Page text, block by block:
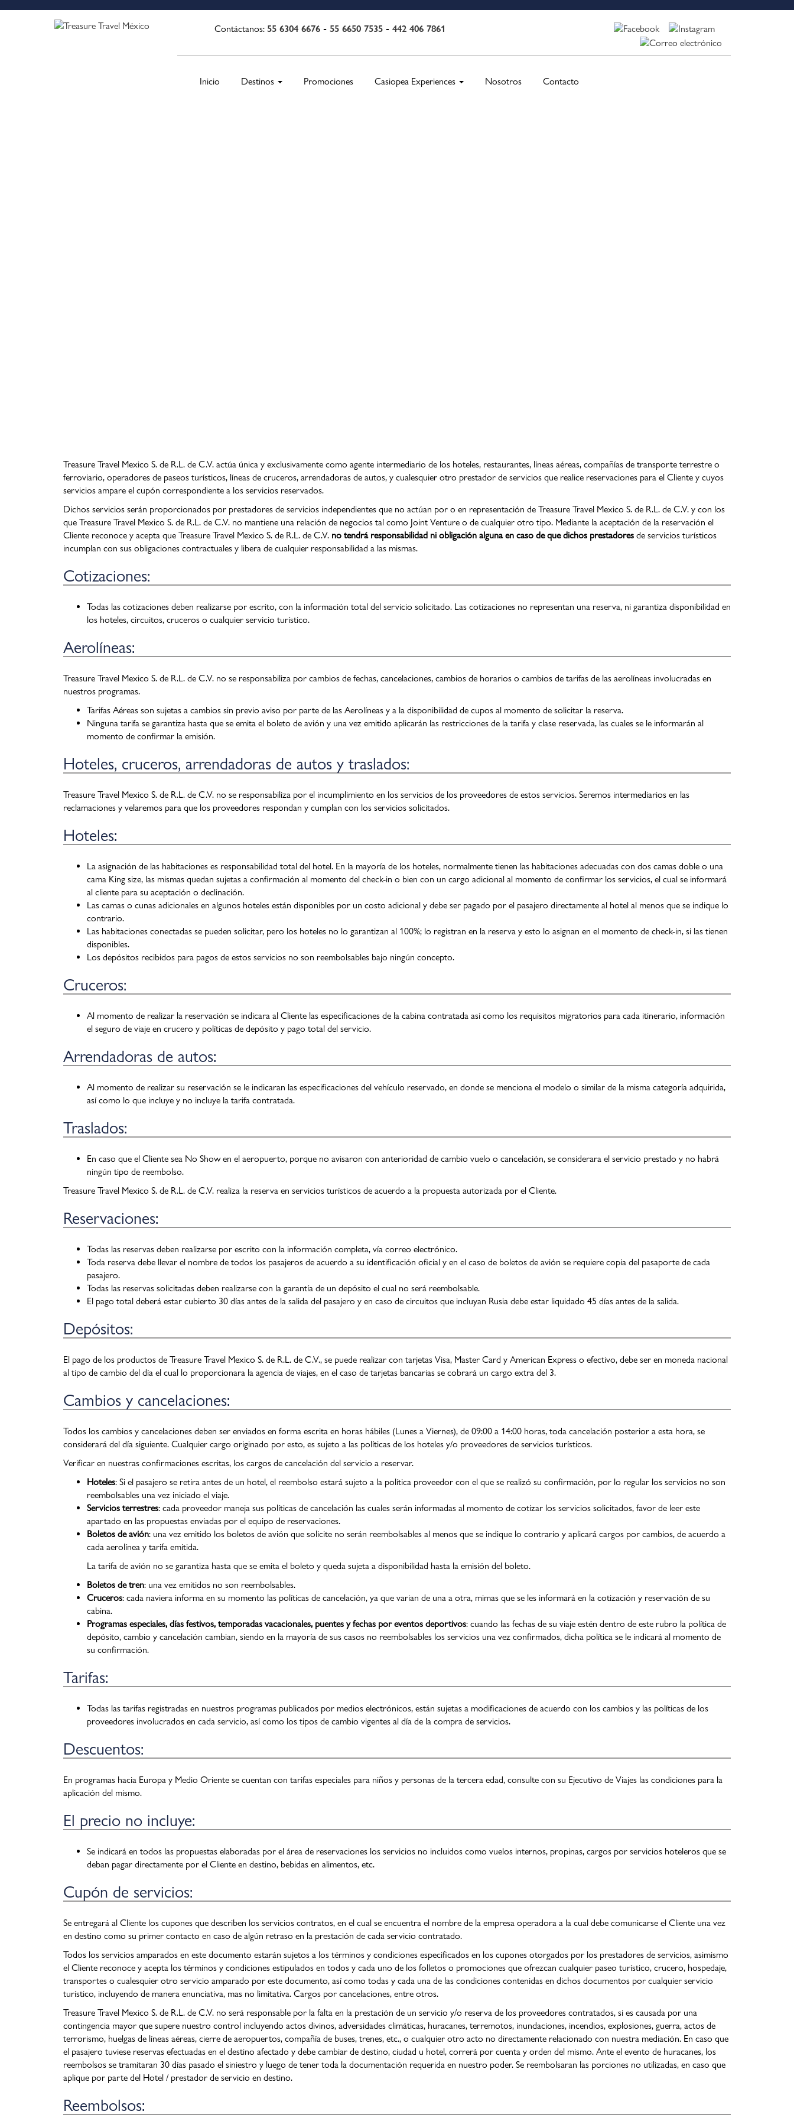
Contáctanos: 55 6304 6676- 55 6650 7535- 442 406 7861
Inicio Destinos Promociones Casiopea Experiences Nosotros Contacto
Treasure Travel Mexico S. de R.L. de C.V. actúa única y exclusivamente como agente intermediario de los hoteles, restaurantes, líneas aéreas, compañías de transporte terrestre o
ferroviario, operadores de paseos turísticos, líneas de cruceros, arrendadoras de autos, y cualesquier otro prestador de servicios que realice reservaciones para el Cliente y cuyos
servicios ampare el cupón correspondiente a los servicios reservados.
Dichos servicios serán proporcionados por prestadores de servicios independientes que no actúan por o en representación de Treasure Travel Mexico S. de R.L. de C.V. y con los
que Treasure Travel Mexico S. de R.L. de C.V. no mantiene una relación de negocios tal como Joint Venture o de cualquier otro tipo. Mediante la aceptación de la reservación el
Cliente reconoce y acepta que Treasure Travel Mexico S. de R.L. de C.V. no tendrá responsabilidad ni obligación alguna en caso de que dichos prestadores de servicios turísticos
incumplan con sus obligaciones contractuales y libera de cualquier responsabilidad a las mismas.
Cotizaciones:
Todas las cotizaciones deben realizarse por escrito, con la información total del servicio solicitado. Las cotizaciones no representan una reserva, ni garantiza disponibilidad en
los hoteles, circuitos, cruceros o cualquier servicio turístico.
Aerolíneas:
Treasure Travel Mexico S. de R.L. de C.V. no se responsabiliza por cambios de fechas, cancelaciones, cambios de horarios o cambios de tarifas de las aerolíneas involucradas en
nuestros programas.
Tarifas Aéreas son sujetas a cambios sin previo aviso por parte de las Aerolíneas y a la disponibilidad de cupos al momento de solicitar la reserva.
Ninguna tarifa se garantiza hasta que se emita el boleto de avión y una vez emitido aplicarán las restricciones de la tarifa y clase reservada, las cuales se le informarán al
momento de confirmar la emisión.
Hoteles, cruceros, arrendadoras de autos y traslados:
Treasure Travel Mexico S. de R.L. de C.V. no se responsabiliza por el incumplimiento en los servicios de los proveedores de estos servicios. Seremos intermediarios en las
reclamaciones y velaremos para que los proveedores respondan y cumplan con los servicios solicitados.
Hoteles:
La asignación de las habitaciones es responsabilidad total del hotel. En la mayoría de los hoteles, normalmente tienen las habitaciones adecuadas con dos camas doble o una
cama King size, las mismas quedan sujetas a confirmación al momento del check-in o bien con un cargo adicional al momento de confirmar los servicios, el cual se informará
al cliente para su aceptación o declinación.
Las camas o cunas adicionales en algunos hoteles están disponibles por un costo adicional y debe ser pagado por el pasajero directamente al hotel al menos que se indique lo
contrario.
Las habitaciones conectadas se pueden solicitar, pero los hoteles no lo garantizan al 100%; lo registran en la reserva y esto lo asignan en el momento de check-in, si las tienen
disponibles.
Los depósitos recibidos para pagos de estos servicios no son reembolsables bajo ningún concepto.
Cruceros:
Al momento de realizar la reservación se indicara al Cliente las especificaciones de la cabina contratada así como los requisitos migratorios para cada itinerario, información
el seguro de viaje en crucero y políticas de depósito y pago total del servicio.
Arrendadoras de autos:
Al momento de realizar su reservación se le indicaran las especificaciones del vehículo reservado, en donde se menciona el modelo o similar de la misma categoría adquirida,
así como lo que incluye y no incluye la tarifa contratada.
Traslados:
En caso que el Cliente sea No Show en el aeropuerto, porque no avisaron con anterioridad de cambio vuelo o cancelación, se considerara el servicio prestado y no habrá
ningún tipo de reembolso.
Treasure Travel Mexico S. de R.L. de C.V. realiza la reserva en servicios turísticos de acuerdo a la propuesta autorizada por el Cliente.
Reservaciones:
Todas las reservas deben realizarse por escrito con la información completa, vía correo electrónico.
Toda reserva debe llevar el nombre de todos los pasajeros de acuerdo a su identificación oficial y en el caso de boletos de avión se requiere copia del pasaporte de cada
pasajero.
Todas las reservas solicitadas deben realizarse con la garantía de un depósito el cual no será reembolsable.
El pago total deberá estar cubierto 30 días antes de la salida del pasajero y en caso de circuitos que incluyan Rusia debe estar liquidado 45 días antes de la salida.
Depósitos:
El pago de los productos de Treasure Travel Mexico S. de R.L. de C.V., se puede realizar con tarjetas Visa, Master Card y American Express o efectivo, debe ser en moneda nacional
al tipo de cambio del día el cual lo proporcionara la agencia de viajes, en el caso de tarjetas bancarias se cobrará un cargo extra del 3.
Cambios y cancelaciones:
Todos los cambios y cancelaciones deben ser enviados en forma escrita en horas hábiles (Lunes a Viernes), de 09:00 a 14:00 horas, toda cancelación posterior a esta hora, se
considerará del día siguiente. Cualquier cargo originado por esto, es sujeto a las políticas de los hoteles y/o proveedores de servicios turísticos.
Verificar en nuestras confirmaciones escritas, los cargos de cancelación del servicio a reservar.
Hoteles: Si el pasajero se retira antes de un hotel, el reembolso estará sujeto a la política proveedor con el que se realizó su confirmación, por lo regular los servicios no son
reembolsables una vez iniciado el viaje.
Servicios terrestres: cada proveedor maneja sus políticas de cancelación las cuales serán informadas al momento de cotizar los servicios solicitados, favor de leer este
apartado en las propuestas enviadas por el equipo de reservaciones.
Boletos de avión: una vez emitido los boletos de avión que solicite no serán reembolsables al menos que se indique lo contrario y aplicará cargos por cambios, de acuerdo a
cada aerolínea y tarifa emitida.
La tarifa de avión no se garantiza hasta que se emita el boleto y queda sujeta a disponibilidad hasta la emisión del boleto.
Boletos de tren: una vez emitidos no son reembolsables.
Cruceros: cada naviera informa en su momento las políticas de cancelación, ya que varian de una a otra, mimas que se les informará en la cotización y reservación de su
cabina.
Programas especiales, días festivos, temporadas vacacionales, puentes y fechas por eventos deportivos: cuando las fechas de su viaje estén dentro de este rubro la política de
depósito, cambio y cancelación cambian, siendo en la mayoría de sus casos no reembolsables los servicios una vez confirmados, dicha política se le indicará al momento de
su confirmación.
Tarifas:
Todas las tarifas registradas en nuestros programas publicados por medios electrónicos, están sujetas a modificaciones de acuerdo con los cambios y las políticas de los
proveedores involucrados en cada servicio, así como los tipos de cambio vigentes al día de la compra de servicios.
Descuentos:
En programas hacia Europa y Medio Oriente se cuentan con tarifas especiales para niños y personas de la tercera edad, consulte con su Ejecutivo de Viajes las condiciones para la
aplicación del mismo.
El precio no incluye:
Se indicará en todos las propuestas elaboradas por el área de reservaciones los servicios no incluidos como vuelos internos, propinas, cargos por servicios hoteleros que se
deban pagar directamente por el Cliente en destino, bebidas en alimentos, etc.
Cupón de servicios:
Se entregará al Cliente los cupones que describen los servicios contratos, en el cual se encuentra el nombre de la empresa operadora a la cual debe comunicarse el Cliente una vez
en destino como su primer contacto en caso de algún retraso en la prestación de cada servicio contratado.
Todos los servicios amparados en este documento estarán sujetos a los términos y condiciones especificados en los cupones otorgados por los prestadores de servicios, asimismo
el Cliente reconoce y acepta los términos y condiciones estipulados en todos y cada uno de los folletos o promociones que ofrezcan cualquier paseo turístico, crucero, hospedaje,
transportes o cualesquier otro servicio amparado por este documento, así como todas y cada una de las condiciones contenidas en dichos documentos por cualquier servicio
turístico, incluyendo de manera enunciativa, mas no limitativa. Cargos por cancelaciones, entre otros.
Treasure Travel Mexico S. de R.L. de C.V. no será responsable por la falta en la prestación de un servicio y/o reserva de los proveedores contratados, si es causada por una
contingencia mayor que supere nuestro control incluyendo actos divinos, adversidades climáticas, huracanes, terremotos, inundaciones, incendios, explosiones, guerra, actos de
terrorismo, huelgas de líneas aéreas, cierre de aeropuertos, compañía de buses, trenes, etc., o cualquier otro acto no directamente relacionado con nuestra mediación. En caso que
el pasajero tuviese reservas efectuadas en el destino afectado y debe cambiar de destino, ciudad u hotel, correrá por cuenta y orden del mismo. Ante el evento de huracanes, los
reembolsos se tramitaran 30 días pasado el siniestro y luego de tener toda la documentación requerida en nuestro poder. Se reembolsaran las porciones no utilizadas, en caso que
aplique por parte del Hotel / prestador de servicio en destino.
Reembolsos: